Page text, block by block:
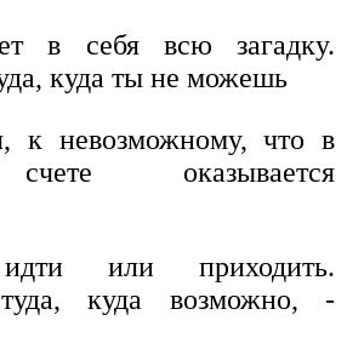
в себя всю загадку.
куда ты не можешь
к невозможному, что в
оказывается
или приходить.
туда, куда возможно, -